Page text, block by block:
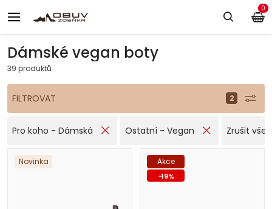
Dámské vegan boty
39 produktů
FILTROVAT
Pro koho - Dámská Ostatní - Vegan Zrušit
Novinka Akce
-19%
0